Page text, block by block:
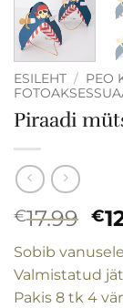
ESILEHT / PEO
Piraadi
€17.99
oli:
€
Sobib
Valmistatud
Pakis 8 tk 4